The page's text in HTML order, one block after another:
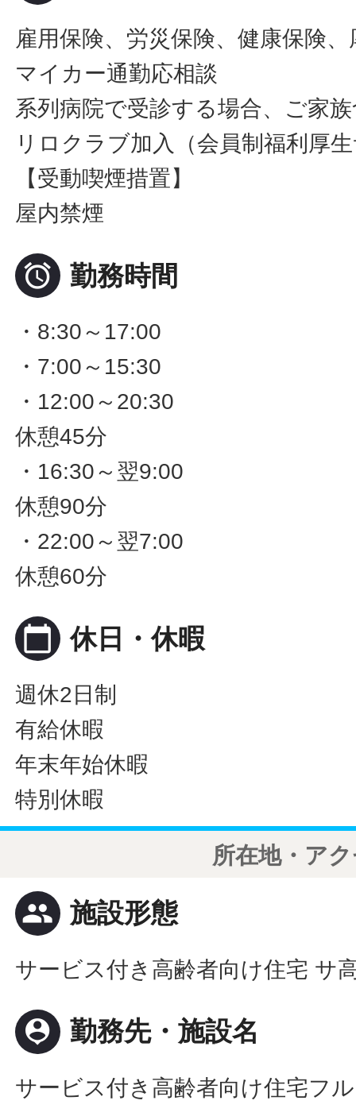
雇用保険、労災保険、健康保険
マイカー通勤応相談
系列病院で受診する場合、ご家
リロクラブ加入（会員制福利厚
【受動喫煙措置】
屋内禁煙
 勤務時間
・8:30～17:00
・7:00～15:30
・12:00～20:30
休憩45分
・16:30～翌9:00
休憩90分
・22:00～翌7:00
休憩60分
calendar_today 休日・休暇
週休2日制
有給休暇
年末年始休暇
特別休暇
所在地・ア
people 施設形態
サービス付き高齢者向け住宅 サ
person_pin 勤務先・施設名
サービス付き高齢者向け住宅フ